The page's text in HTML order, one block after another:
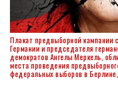
Плакат предвыборной кампании
Германии и председателя
демократов Ангелы Меркель,
места проведения
федеральных выборов в